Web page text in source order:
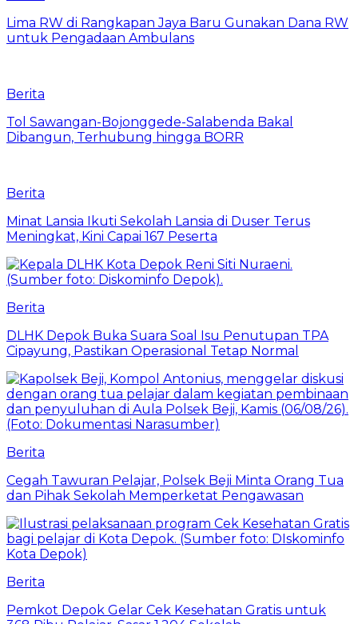
Lima RW di Rangkapan Jaya Baru Gunakan Dana RW
untuk Pengadaan Ambulans
Berita
Tol Sawangan-Bojonggede-Salabenda Bakal
Dibangun, Terhubung hingga BORR
Berita
Minat Lansia Ikuti Sekolah Lansia di Duser Terus
Meningkat, Kini Capai 167 Peserta
Berita
DLHK Depok Buka Suara Soal Isu Penutupan TPA
Cipayung, Pastikan Operasional Tetap Normal
Berita
Cegah Tawuran Pelajar, Polsek Beji Minta Orang Tua
dan Pihak Sekolah Memperketat Pengawasan
Berita
Pemkot Depok Gelar Cek Kesehatan Gratis untuk